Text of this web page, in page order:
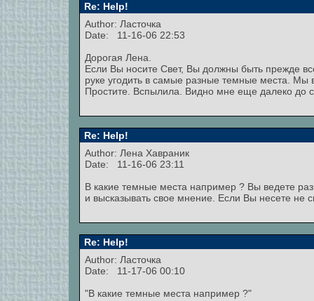
Re: Help!
Author: Ласточка
Date: 11-16-06 22:53
Дорогая Лена.
Если Вы носите Свет, Вы должны быть прежде
руке угодить в самые разные темные места. Мы
Простите. Вспылила. Видно мне еще далеко до
Re: Help!
Author: Лена Хавраник
Date: 11-16-06 23:11
В какие темные места например ? Вы ведете
и высказывать свое мнение. Если Вы несете не
Re: Help!
Author: Ласточка
Date: 11-17-06 00:10
"В какие темные места например ?"